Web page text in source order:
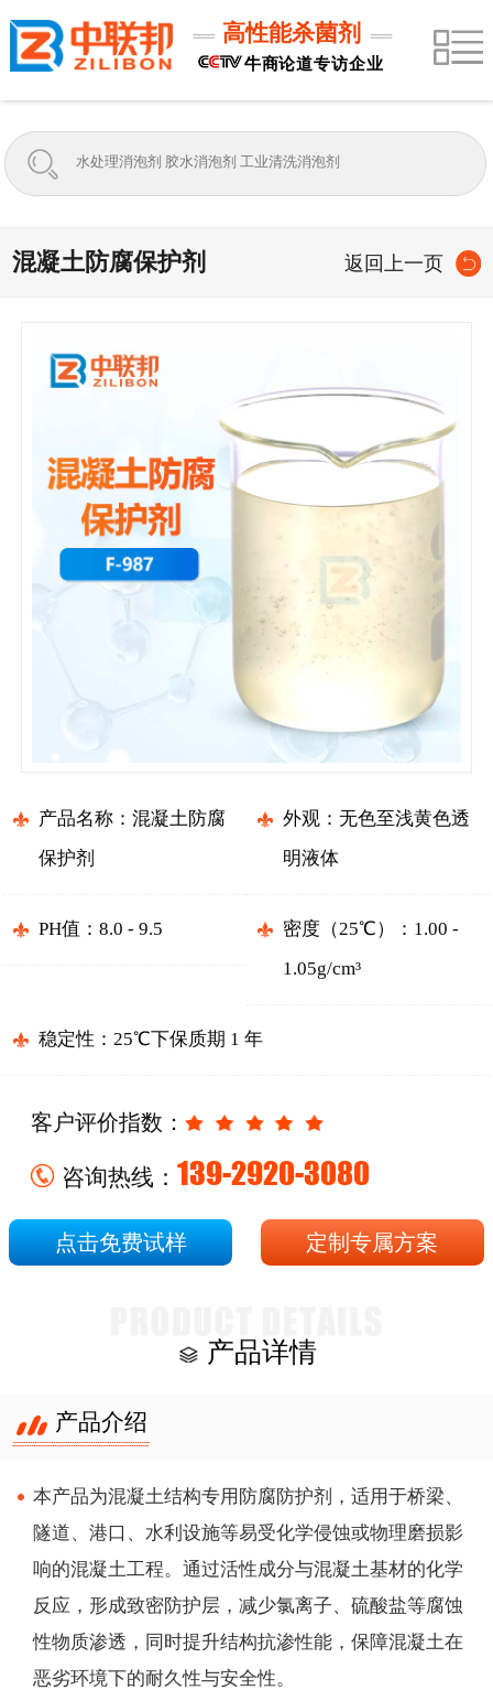
高性能杀菌剂
牛商论道专访企业
混凝土防腐保护剂 返回上一页
产品名称：混凝土防腐
保护剂
外观：无色至浅黄色透
明液体
PH值：8.0 - 9.5
密度（25℃）：1.00 -
1.05g/cm³
稳定性：25℃下保质期 1 年
客户评价指数：
咨询热线： 139-2920-3080
点击免费试样 定制专属方案
产品详情
产品介绍
本产品为混凝土结构专用防腐防护剂，适用于桥梁、
隧道、港口、水利设施等易受化学侵蚀或物理磨损影
响的混凝土工程。通过活性成分与混凝土基材的化学
反应，形成致密防护层，减少氯离子、硫酸盐等腐蚀
性物质渗透，同时提升结构抗渗性能，保障混凝土在
恶劣环境下的耐久性与安全性。